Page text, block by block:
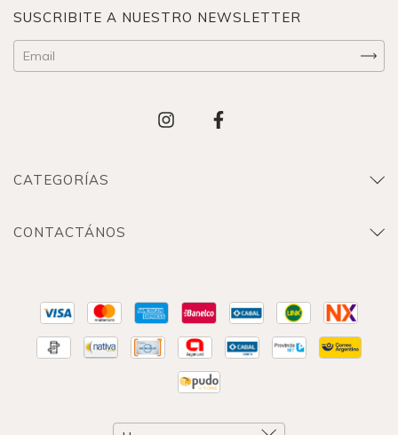
SUSCRIBITE A NUESTRO NEWSLETTER
CATEGORÍAS
CONTACTÁNOS